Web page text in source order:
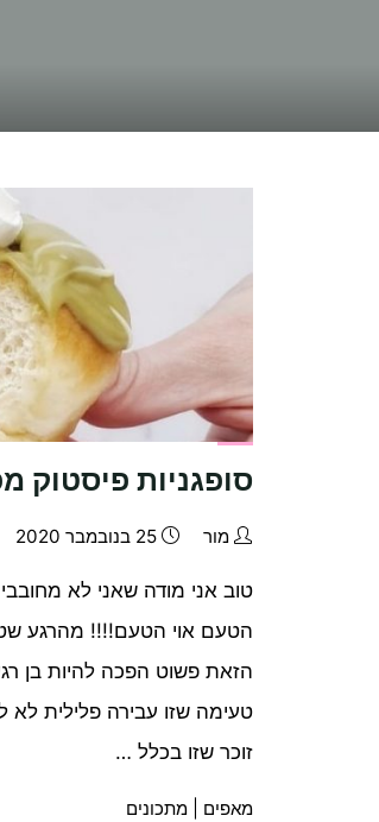
סופגניות פיסטוק
מור 25 בנובמבר 2020
טוב אני מודה שאני לא
הטעם אוי הטעם!!!! מהרגע
הזאת פשוט הפכה להיות בן
טעימה שזו עבירה פלילית לא
זוכר שזו בכלל …
מאפים
מתכונים